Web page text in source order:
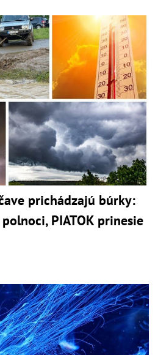
prichádzajú búrky:
PIATOK prinesie